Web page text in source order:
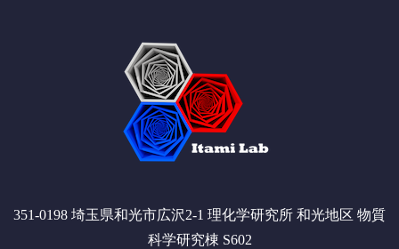
351-0198 埼玉県和光市広沢2-1 理化学研究所 和光地区 物質
科学研究棟 S602